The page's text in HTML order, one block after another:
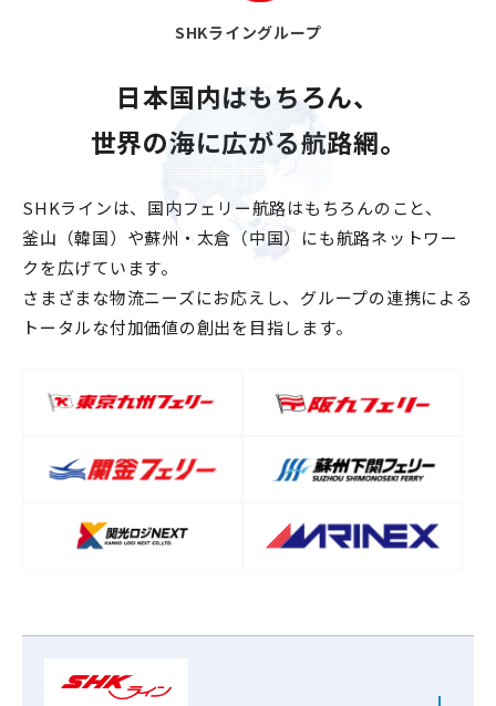
SHKライングループ
日本国内はもちろん、
世界の海に広がる航路網。
SHKラインは、国内フェリー航路はもちろんのこと、
釜山（韓国）や蘇州・太倉（中国）にも航路ネットワー
クを広げています。
さまざまな物流ニーズにお応えし、グループの連携による
トータルな付加価値の創出を目指します。